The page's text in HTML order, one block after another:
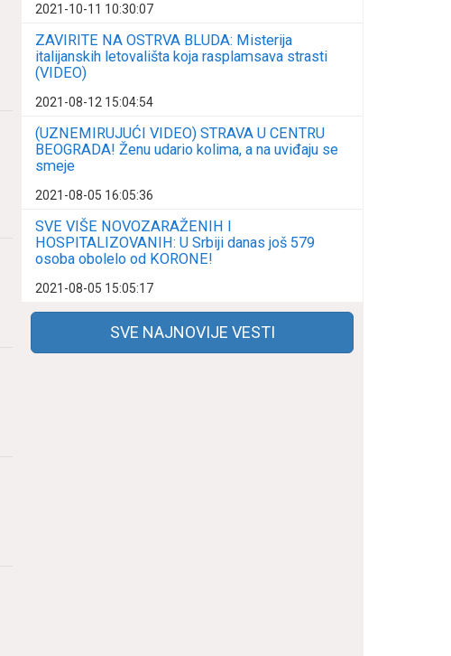
2021-10-11 10:30:07
ZAVIRITE NA OSTRVA BLUDA: Misterija
italijanskih letovališta koja rasplamsava strasti
(VIDEO)
2021-08-12 15:04:54
(UZNEMIRUJUĆI VIDEO) STRAVA U CENTRU
BEOGRADA! Ženu udario kolima, a na uviđaju se
smeje
2021-08-05 16:05:36
SVE VIŠE NOVOZARAŽENIH I
HOSPITALIZOVANIH: U Srbiji danas još 579
osoba obolelo od KORONE!
2021-08-05 15:05:17
SVE NAJNOVIJE VESTI